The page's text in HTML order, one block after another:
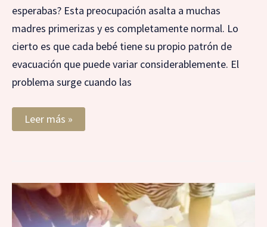
esperabas? Esta preocupación asalta a muchas
madres primerizas y es completamente normal. Lo
cierto es que cada bebé tiene su propio patrón de
evacuación que puede variar considerablemente. El
problema surge cuando las
Leer más »
¿Qué
significan
los
colores